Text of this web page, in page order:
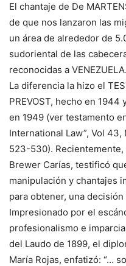
El chantaje de De
de que nos lanzaron las
un área de alrededor de
sudoriental de las
reconocidas a VENEZUELA.
La diferencia la hizo el
PREVOST, hecho en
en 1949 (ver testamento
International Law”, Vol
523-530).
Brewer Carías, testificó
manipulación y chantajes
para obtener, una decisión
Impresionado por el
profesionalismo e
del Laudo de 1899, el
María Rojas, enfatizó: “…